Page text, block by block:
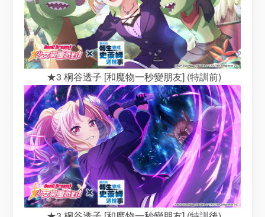
★3 桐谷透子 [和魔物一秒變朋友] (特訓前)